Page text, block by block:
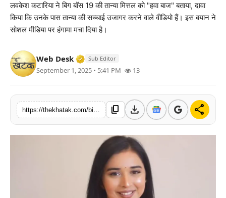
क्राइम
बॉलीवुड
खेल
लाइफस्टाइल
लवकेश कटारिया ने बिग बॉस 19 की तान्या मित्तल को "हवा बाज" बताया, दावा
किया कि उनके पास तान्या की सच्चाई उजागर करने वाले वीडियो हैं। इस बयान ने
सोशल मीडिया पर हंगामा मचा दिया है।
Web Desk Verified Media or Organization • 11
Sub Editor
September 1, 2025 • 5:41 PM 13
content_copy download share